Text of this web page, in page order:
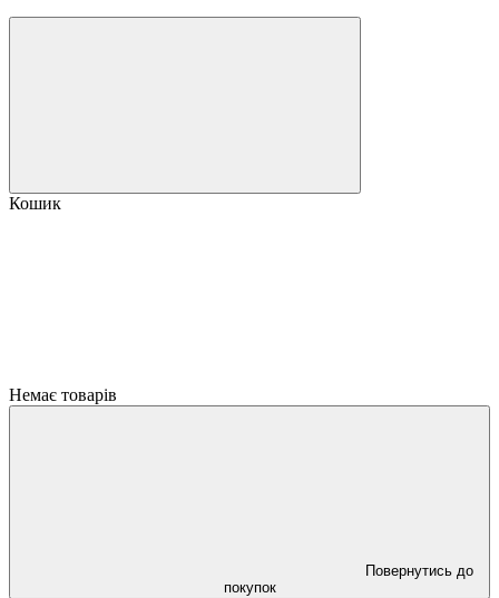
Кошик
Немає товарів
Повернутись до
покупок